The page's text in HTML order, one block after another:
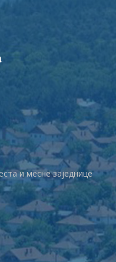
и месне заједнице